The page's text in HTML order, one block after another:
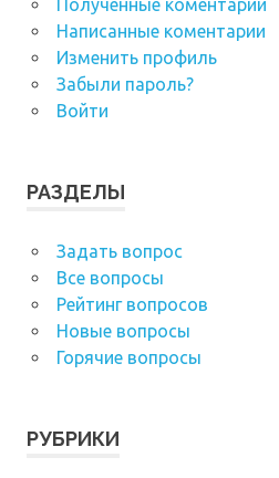
Полученные коментарии
Написанные коментарии
Изменить профиль
Забыли пароль?
Войти
РАЗДЕЛЫ
Задать вопрос
Все вопросы
Рейтинг вопросов
Новые вопросы
Горячие вопросы
РУБРИКИ